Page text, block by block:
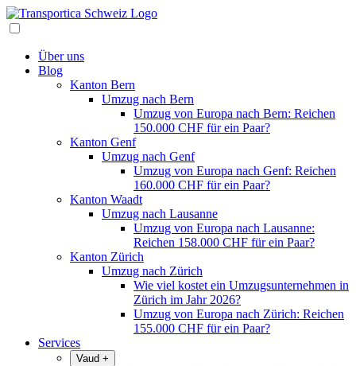
Über uns
Blog
Kanton Bern
Umzug nach Bern
Umzug von Europa nach Bern: Reichen
150.000 CHF für ein Paar?
Kanton Genf
Umzug nach Genf
Umzug von Europa nach Genf: Reichen
160.000 CHF für ein Paar?
Kanton Waadt
Umzug nach Lausanne
Umzug von Europa nach Lausanne:
Reichen 158.000 CHF für ein Paar?
Kanton Zürich
Umzug nach Zürich
Wie viel kostet ein Umzugsunternehmen in
Zürich im Jahr 2026?
Umzug von Europa nach Zürich: Reichen
155.000 CHF für ein Paar?
Services
Vaud +